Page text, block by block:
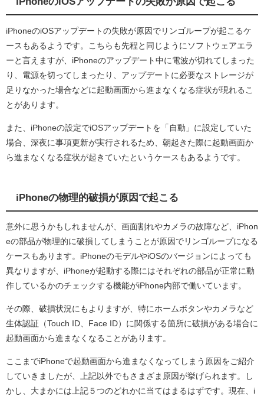
iPhoneのiOSアップデートの失敗が原因でリンゴループが起こるケ
ースもあるようです。こちらも先程と同じようにソフトウェアエラ
ーと言えますが、iPhoneのアップデート中に電波が切れてしまった
り、電源を切ってしまったり、アップデートに必要なストレージが
足りなかった場合などに起動画面から進まなくなる症状が現れるこ
とがあります。
また、iPhoneの設定でiOSアップデートを「自動」に設定していた
場合、深夜に事項更新が実行されるため、朝起きた際に起動画面か
ら進まなくなる症状が起きていたというケースもあるようです。
iPhoneの物理的破損が原因で起こる
意外に思うかもしれませんが、画面割れやカメラの故障など、iPhon
eの部品が物理的に破損してしまうことが原因でリンゴループになる
ケースもあります。iPhoneのモデルやiOSのバージョンによっても
異なりますが、iPhoneが起動する際にはそれぞれの部品が正常に動
作しているかのチェックする機能がiPhone内部で働いています。
その際、破損状況にもよりますが、特にホームボタンやカメラなど
生体認証（Touch ID、Face ID）に関係する箇所に破損がある場合に
起動画面から進まなくなることがあります。
ここまでiPhoneで起動画面から進まなくなってしまう原因をご紹介
していきましたが、上記以外でもさまざま原因が挙げられます。し
かし、大まかには上記５つのどれかに当てはまるはずです。現在、i